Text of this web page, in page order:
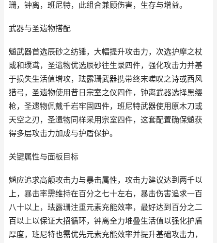
珊，钟离，班尼特，此组合兼顾伤害，生存与增益。
武器与圣遗物搭配
魈武器首选辰砂之纺锤，大幅提升攻击力，次选护摩之杖
或和璞鸢，圣遗物优选辰砂往生录四件，强化攻击力并基
于损失生活值增攻，珐露珊武器携带终末嗟叹之诗或西风
猎弓，圣遗物使用昔日宗室之仪四件，钟离武器选择黑缨
枪，圣遗物佩戴千岩牢固四件，班尼特武器使用原木刀或
天空之刃，圣遗物同样采用宗室四件，这套配置确保魈获
得多层攻击力加成与护盾保护。
关键属性与面板目标
魈应追求高额攻击力与暴击属性，攻击力建议达到两千以
上，暴击率需维持在百分之七十左右，暴击伤害追求一百
八十以上，珐露珊注重元素充能效率，最好达到百分之二
百以上以保证大招循环，钟离全力堆叠生活值以强化护盾
厚度，班尼特也需优先元素充能效率并提升基础攻击力，